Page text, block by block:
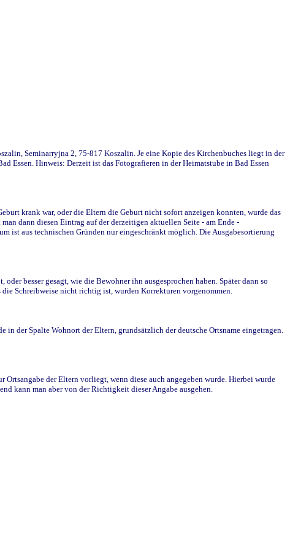
Seminarryjna 2, 75-817 Koszalin. Je eine Kopie des Kirchenbuches liegt in der
Essen. Hinweis: Derzeit ist das Fotografieren in der Heimatstube in Bad Essen
krank war, oder die Eltern die Geburt nicht sofort anzeigen konnten, wurde das
dann diesen Eintrag auf der derzeitigen aktuellen Seite - am Ende -
ist aus technischen Gründen nur eingeschränkt möglich. Die Ausgabesortierung
besser gesagt, wie die Bewohner ihn ausgesprochen haben. Später dann so
Schreibweise nicht richtig ist, wurden Korrekturen vorgenommen.
der Spalte Wohnort der Eltern, grundsätzlich der deutsche Ortsname eingetragen.
der Eltern vorliegt, wenn diese auch angegeben wurde. Hierbei wurde
kann man aber von der Richtigkeit dieser Angabe ausgehen.